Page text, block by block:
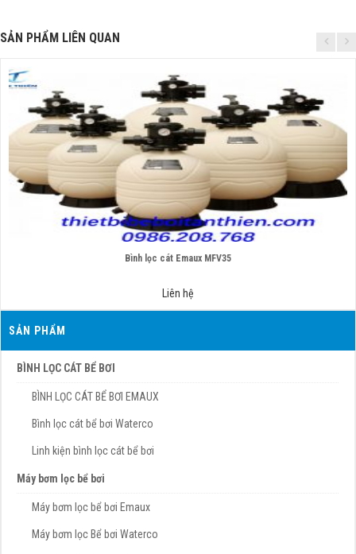
SẢN PHẨM LIÊN QUAN
Bình lọc cát Emaux MFV35
Liên hệ
SẢN PHẨM
BÌNH LỌC CÁT BỂ BƠI
BÌNH LỌC CÁT BỂ BƠI EMAUX
Bình lọc cát bể bơi Waterco
Linh kiện bình lọc cát bể bơi
Máy bơm lọc bể bơi
Máy bơm lọc bể bơi Emaux
Máy bơm lọc Bể bơi Waterco